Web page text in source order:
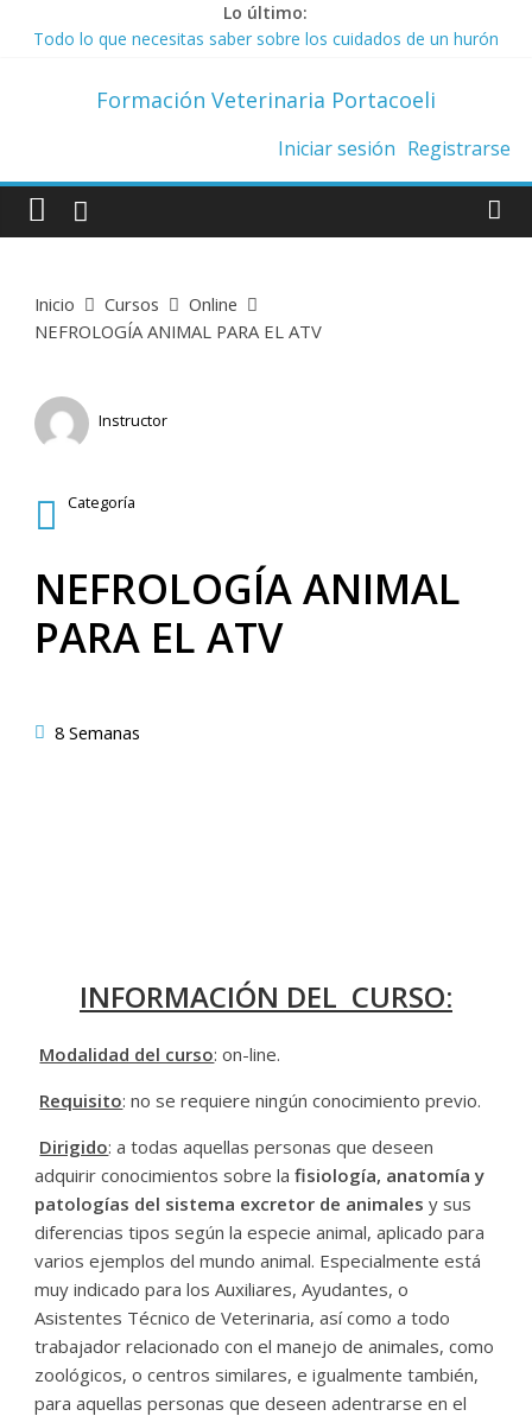
Lo último:
Todo lo que necesitas saber sobre los cuidados de un hurón
La Ley de Bienestar Animal prohíbe los collares de castigo
Ley de Bienestar Animal. Todo lo que necesitas saber.
Formación Veterinaria Portacoeli
Registrarse
Iniciar sesión
Inicio Cursos
Online
NEFROLOGÍA ANIMAL PARA EL ATV
Instructor
Categoría
NEFROLOGÍA ANIMAL
PARA EL ATV
8 Semanas
INFORMACIÓN DEL CURSO:
Modalidad del curso: on-line.
Requisito: no se requiere ningún conocimiento previo.
Dirigido: a todas aquellas personas que deseen
adquirir conocimientos sobre lafisiología, anatomía y
patologías del sistema excretor de animales y sus
diferencias tipos según la especie animal, aplicado para
varios ejemplos del mundo animal. Especialmente está
muy indicado para los Auxiliares, Ayudantes, o
Asistentes Técnico de Veterinaria, así como a todo
trabajador relacionado con el manejo de animales, como
zoológicos, o centros similares, e igualmente también,
para aquellas personas que deseen adentrarse en el